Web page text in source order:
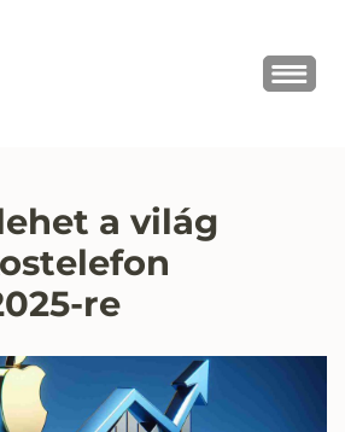
a világ
re